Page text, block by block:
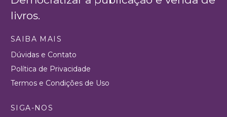
livros.
SAIBA MAIS
Dúvidas e Contato
Política de Privacidade
Termos e Condições de Uso
SIGA-NOS